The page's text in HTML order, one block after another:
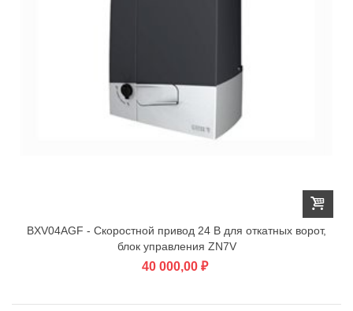
BXV04AGF - Скоростной привод 24 В для откатных ворот,
блок управления ZN7V
40 000,00 ₽